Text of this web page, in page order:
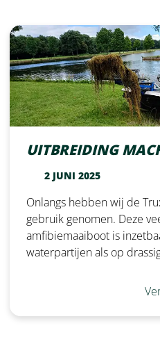
UITBREIDING
2 JUNI 2025
Onlangs hebben wij de
gebruik genomen. Deze
amfibiemaaiboot is
waterpartijen als op